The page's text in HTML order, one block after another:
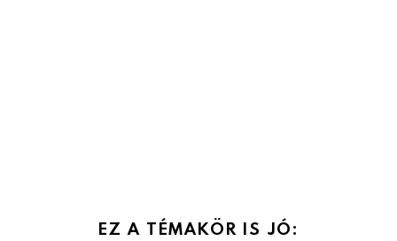
EZ A TÉMAKÖR IS JÓ: